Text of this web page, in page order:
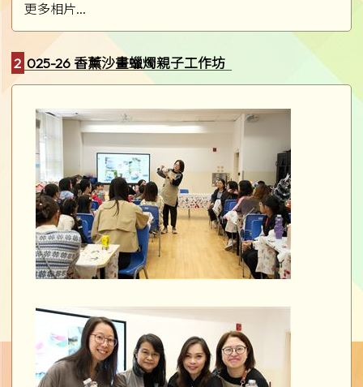
更多相片...
2025-26 香薰沙畫蠟燭親子工作坊